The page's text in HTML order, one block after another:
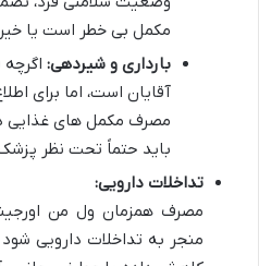
مکمل بی خطر است یا
بارداری و شیردهی:
آقایان است، اما برای
مصرف مکمل های غذایی
باید حتماً تحت نظر
تداخلات دارویی:
مصرف همزمان ول من
منجر به تداخلات دارویی شود